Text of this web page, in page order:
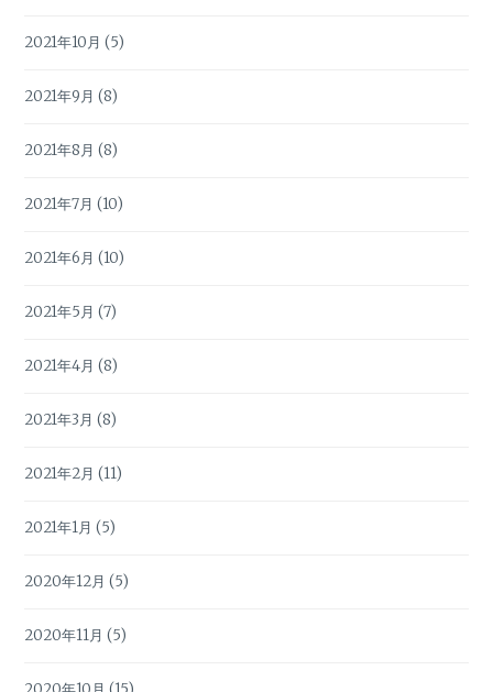
2021年10月 (5)
2021年9月 (8)
2021年8月 (8)
2021年7月 (10)
2021年6月 (10)
2021年5月 (7)
2021年4月 (8)
2021年3月 (8)
2021年2月 (11)
2021年1月 (5)
2020年12月 (5)
2020年11月 (5)